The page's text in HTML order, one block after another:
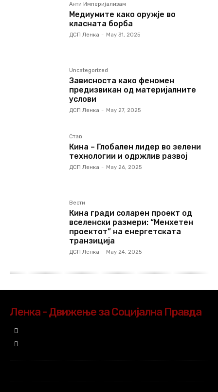
Анти Империјализам
Медиумите како оружје во
класната борба
ДСП Ленка - May 31, 2025
Uncategorized
Зависноста како феномен
предизвикан од материјалните
услови
ДСП Ленка - May 27, 2025
Став
Кина – Глобален лидер во зелени
технологии и одржлив развој
ДСП Ленка - May 26, 2025
Вести
Кина гради соларен проект од
вселенски размери: “Менхетен
проектот” на енергетската
транзиција
ДСП Ленка - May 24, 2025
Ленка - Движење за Социјална Правда